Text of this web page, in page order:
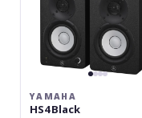
YAMAHA
HS4 Black